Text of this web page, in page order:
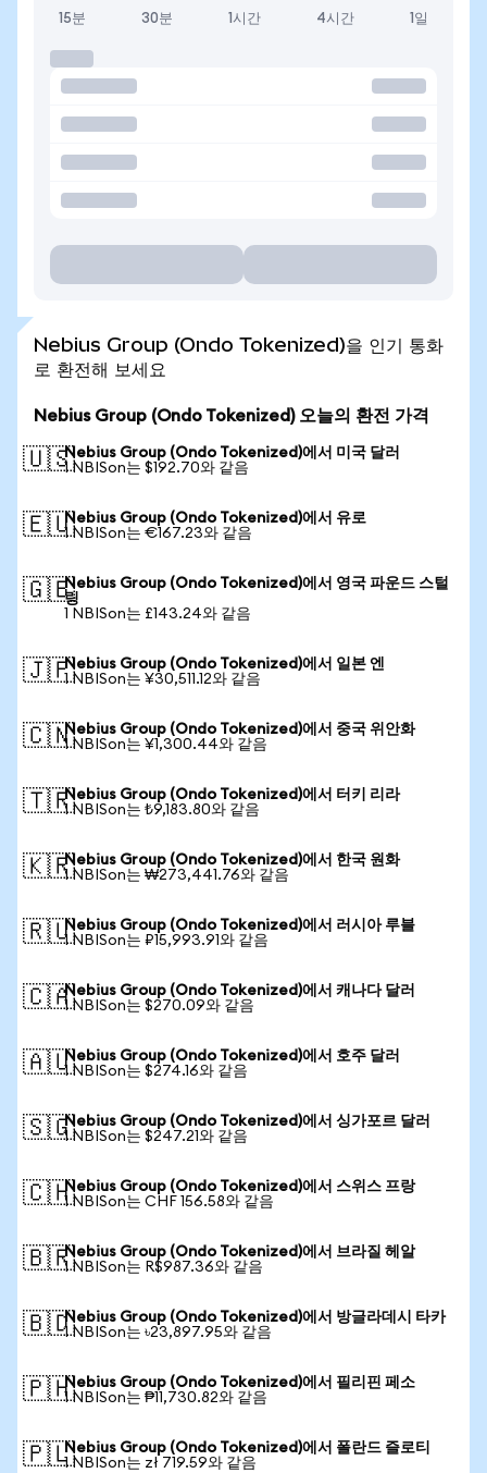
15분 30분 1시간 4시간 1일
Nebius Group (Ondo Tokenized)을 인기 통화
로 환전해 보세요
Nebius Group (Ondo Tokenized) 오늘의 환전 가격
🇺🇸Nebius Group (Ondo Tokenized)에서 미국 달러
1 NBISon는 $192.70와 같음
🇪🇺Nebius Group (Ondo Tokenized)에서 유로
1 NBISon는 €167.23와 같음
🇬🇧Nebius Group (Ondo Tokenized)에서 영국 파운드 스털
링
1 NBISon는 £143.24와 같음
🇯🇵Nebius Group (Ondo Tokenized)에서 일본 엔
1 NBISon는 ¥30,511.12와 같음
🇨🇳Nebius Group (Ondo Tokenized)에서 중국 위안화
1 NBISon는 ¥1,300.44와 같음
🇹🇷Nebius Group (Ondo Tokenized)에서 터키 리라
1 NBISon는 ₺9,183.80와 같음
🇰🇷Nebius Group (Ondo Tokenized)에서 한국 원화
1 NBISon는 ₩273,441.76와 같음
🇷🇺Nebius Group (Ondo Tokenized)에서 러시아 루블
1 NBISon는 ₽15,993.91와 같음
🇨🇦Nebius Group (Ondo Tokenized)에서 캐나다 달러
1 NBISon는 $270.09와 같음
🇦🇺Nebius Group (Ondo Tokenized)에서 호주 달러
1 NBISon는 $274.16와 같음
🇸🇬Nebius Group (Ondo Tokenized)에서 싱가포르 달러
1 NBISon는 $247.21와 같음
🇨🇭Nebius Group (Ondo Tokenized)에서 스위스 프랑
1 NBISon는 CHF 156.58와 같음
🇧🇷Nebius Group (Ondo Tokenized)에서 브라질 헤알
1 NBISon는 R$987.36와 같음
🇧🇩Nebius Group (Ondo Tokenized)에서 방글라데시 타카
1 NBISon는 ৳23,897.95와 같음
🇵🇭Nebius Group (Ondo Tokenized)에서 필리핀 페소
1 NBISon는 ₱11,730.82와 같음
🇵🇱Nebius Group (Ondo Tokenized)에서 폴란드 즐로티
1 NBISon는 zł 719.59와 같음